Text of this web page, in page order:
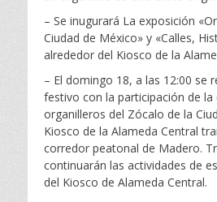
– Se inugurará La exposición
Ciudad de México» y «Calles,
alrededor del Kiosco de la
– El domingo 18, a las 12:00 se
festivo con la participación de la
organilleros del Zócalo de la
Kiosco de la Alameda Central
corredor peatonal de Madero.
continuarán las actividades de
del Kiosco de Alameda Central.